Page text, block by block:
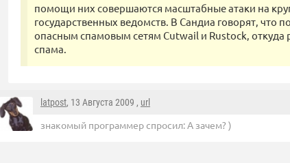
помощи них совершаются масштабные атаки на
государственных ведомств. В Сандиа говорят, что
опасным спамовым сетям Cutwail и Rustock, откуда
спама.
latpost, 13 Августа 2009 , url
знакомый программер спросил: А зачем? )